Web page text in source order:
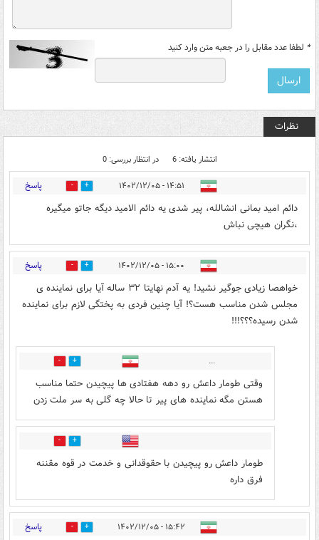
* لطفا عدد مقابل را در جعبه متن وارد کنید
نظرات
انتشار یافته: 6 در انتظار بررسی: 0
۱۴:۵۱ - ۱۴۰۲/۱۲/۰۵ 71 پاسخ
دائم امید بمانی انشالله، پیر شدی یه دائم الامید دیگه جاتو میگیره
،نگران هیچی نباش
۱۵:۰۰ - ۱۴۰۲/۱۲/۰۵ 19 پاسخ
خواهصا زیادی جوگیر نشید! یه آدم نهایتا ۳۲ ساله آیا برای نماینده ی
مجلس شدن مناسب هست؟! آیا چنین فردی به پختگی لازم برای نماینده
شدن رسیده؟؟؟!!!
...
5
وقتی طومار داعش رو دهه هفتادی ها پیچیدن حتما مناسب
هستن مگه نماینده های پیر تا حالا چه گلی به سر ملت زدن
0
طومار داعش رو پیچیدن با حقوقدانی و خدمت در قوه مقننه
فرق داره
۱۵:۴۲ - ۱۴۰۲/۱۲/۰۵ 20 پاسخ